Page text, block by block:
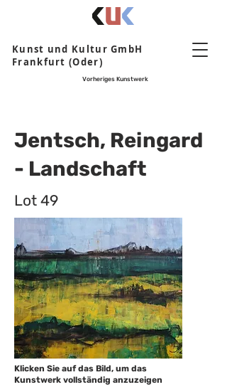
Kunst und Kultur GmbH
Frankfurt (Oder)
Vorheriges Kunstwerk
Jentsch, Reingard
- Landschaft
Lot 49
Klicken Sie auf das Bild, um das
Kunstwerk vollständig anzuzeigen